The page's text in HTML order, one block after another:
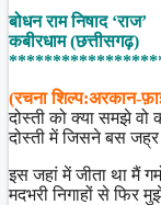
Share
बोधन राम निषाद ‘राज’
कबीरधाम (छत्तीसगढ़)
(रचना शिल्प:अरकान-
दोस्ती को क्या समझे वो
दोस्ती में जिसने बस जह्र
इस जहां में जीता था मैं
मदभरी निगाहों से फिर